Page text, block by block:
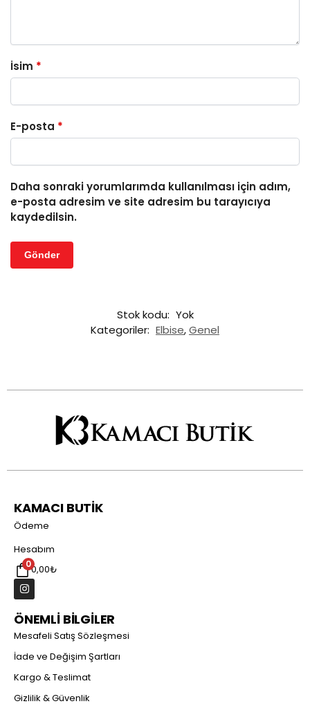
İsim *
E-posta *
Daha sonraki yorumlarımda kullanılması için adım,
e-posta adresim ve site adresim bu tarayıcıya
kaydedilsin.
Stok kodu: Yok
Kategoriler: Elbise,Genel
KAMACI BUTİK
Ödeme
Hesabım
00,00₺
ÖNEMLİ BİLGİLER
Mesafeli Satış Sözleşmesi
İade ve Değişim Şartları
Kargo & Teslimat
Gizlilik & Güvenlik